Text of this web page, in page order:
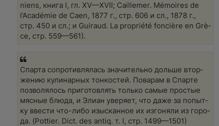
niens, кни­га I, гл. XV—XVII; Cail­le­mer. Mé­moi­res de
l’Aca­dé­mie de Caen, 1877 г., стр. 606 и сл., 1878 г.,
стр. 450 и сл.; и Gui­raud. La prop­rié­té fon­ciè­re en Grè­
ce, стр. 559—561).
Спар­та сопро­тив­ля­лась зна­чи­тель­но доль­ше втор­
же­нию кули­нар­ных тон­ко­стей. Пова­рам в Спар­те
поз­во­ля­лось при­готов­лять толь­ко самые про­стые
мяс­ные блюда, и Эли­ан уве­ря­ет, что даже за попыт­
ку вве­сти что-либо изыс­кан­ное их изго­ня­ли из горо­
да. (Pot­tier. Dict. des an­tiq. т. I, стр. 1499—1501)